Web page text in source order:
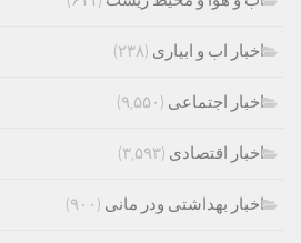
اخبار اب و ابیاری (۲۳۸)
اخبار اجتماعی (۹,۵۵۰)
اخبار اقتصادی (۳,۵۹۳)
اخبار بهداشتی ودر مانی (۹۰۰)